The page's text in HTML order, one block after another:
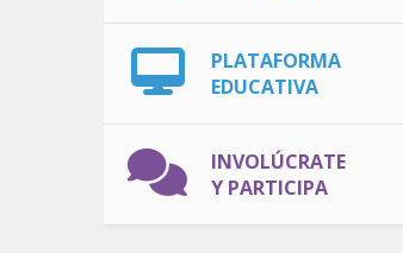
PLATAFORMA
EDUCATIVA
INVOLÚCRATE
Y PARTICIPA